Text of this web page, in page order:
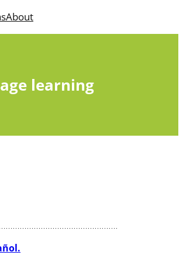
About
learning